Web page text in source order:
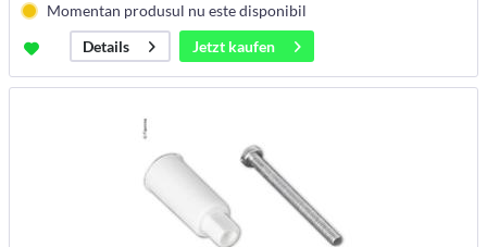
Momentan produsul nu este disponibil
Details
Jetzt kaufen